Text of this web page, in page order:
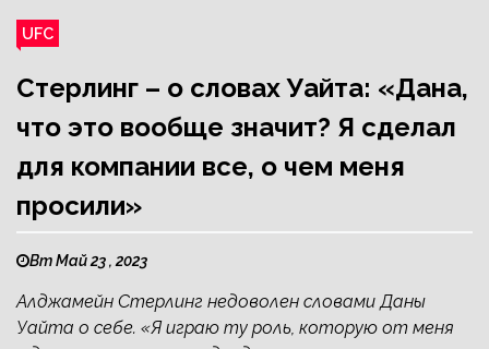
UFC
Стерлинг – о словах Уайта: «Дана,
что это вообще значит? Я сделал
для компании все, о чем меня
просили»
Вт Май 23 , 2023
Алджамейн Стерлинг недоволен словами Даны
Уайта о себе. «Я играю ту роль, которую от меня